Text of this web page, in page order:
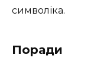
символіка.
Поради